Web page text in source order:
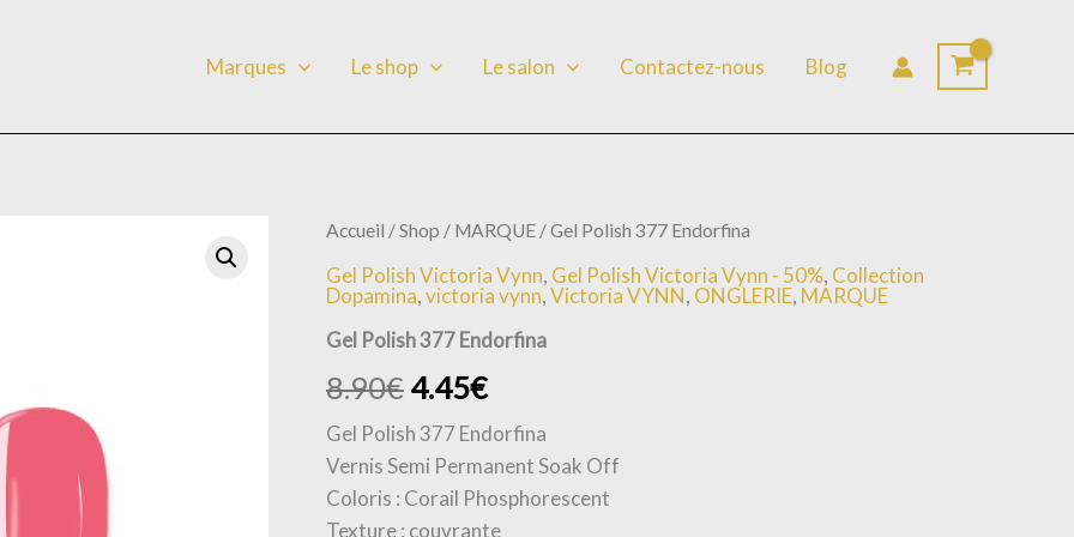
Marques Le shop Le salon Contactez-nous Blog
Accueil /Shop / MARQUE / Gel Polish 377 Endorfina
Gel Polish Victoria Vynn, Gel Polish Victoria Vynn - 50%, Collection
Dopamina,victoria vynn,Victoria VYNN, ONGLERIE, MARQUE
Gel Polish 377 Endorfina
8.90€ 4.45€
Gel Polish 377 Endorfina
Vernis Semi Permanent Soak Off
Coloris : Corail Phosphorescent
Texture : couvrante
quantité
Gel
Polish
Endorfina